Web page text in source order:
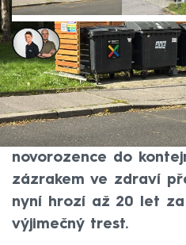
Kristián Šujan,Antonin
Akt. 15. říj 2024, 15:58
• 15. říj
Kriminalisté podle
NEWS zadrželi v
podezřelá, že hodila v
novorozence do
zázrakem ve zdraví
nyní hrozí až 20 let
výjimečný trest.